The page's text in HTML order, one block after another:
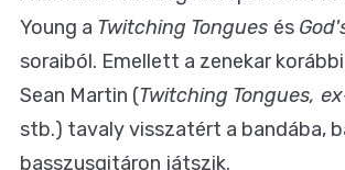
Young a Twitching Tongues és
soraiból. Emellett a zenekar
Sean Martin (Twitching Tongues,
stb.) tavaly visszatért a bandába,
basszusgitáron játszik.